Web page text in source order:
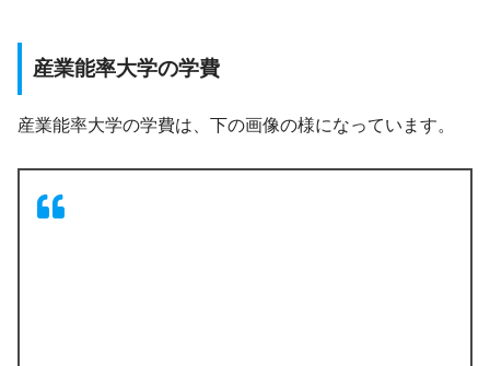
産業能率大学の学費
産業能率大学の学費は、下の画像の様になっています。